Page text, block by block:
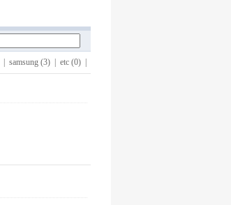
samsung (3) etc (0)